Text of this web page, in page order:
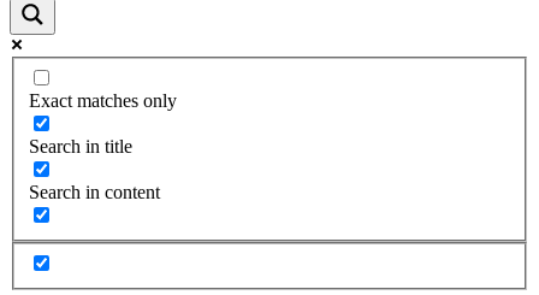
Exact matches only
Search in title
Search in content